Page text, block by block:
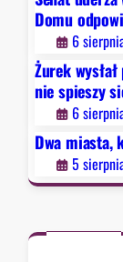
Domu
6
Żurek
nie spieszy
6
Dwa miasta,
5